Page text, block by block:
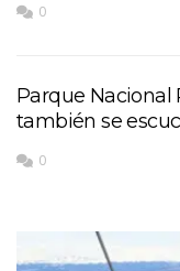
0
Parque Nacional
también se
0